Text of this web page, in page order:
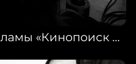
Съёмки рекламы «Кинопоиск HD»